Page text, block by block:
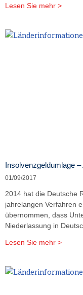
Lesen Sie mehr >
Insolvenzgeldumlage
01/09/2017
2014 hat die Deutsche
jahrelangen Verfahren
übernommen, dass
Niederlassung in
Lesen Sie mehr >